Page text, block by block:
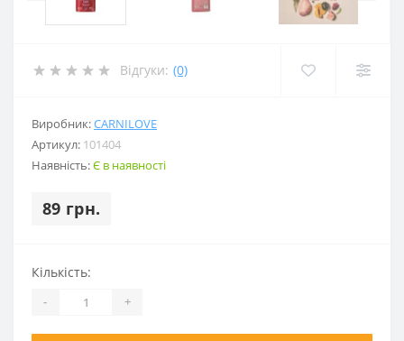
Відгуки: (0)
Виробник:CARNILOVE
Артикул: 101404
Наявність:Є в наявності
89 грн.
Кількість:
- +